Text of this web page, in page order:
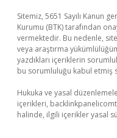
Sitemiz, 5651 Sayılı Kanun
Kurumu (BTK) tarafından
vermektedir. Bu nedenle,
veya araştırma
yazdıkları içeriklerin
bu sorumluluğu kabul etmiş
Hukuka ve yasal
içerikleri,
halinde, ilgili içerikler yasal